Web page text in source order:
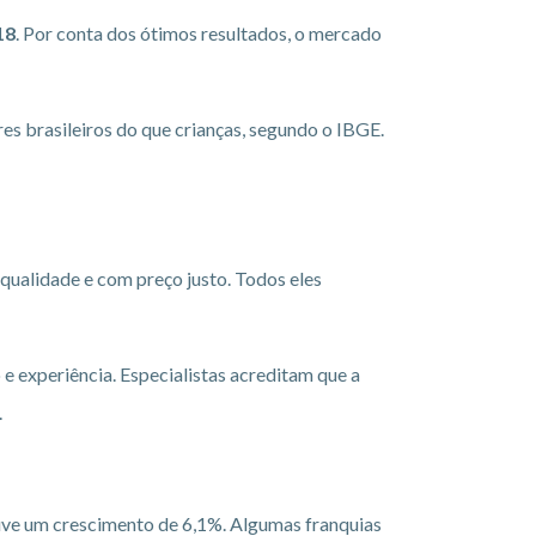
. Por conta dos ótimos resultados, o mercado
brasileiros do que crianças, segundo o IBGE.
e com preço justo. Todos eles
experiência. Especialistas acreditam que a
um crescimento de 6,1%. Algumas franquias